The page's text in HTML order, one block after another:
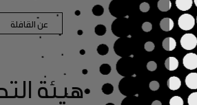
عن القافلة
هيئة التحرير